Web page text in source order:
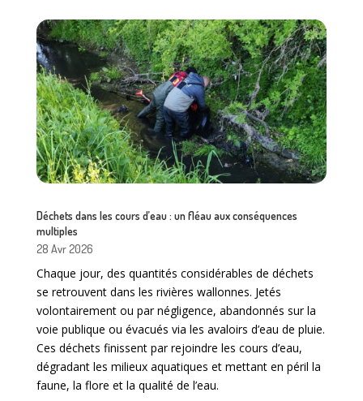
Déchets dans les cours d’eau : un fléau aux conséquences
multiples
28 Avr 2026
Chaque jour, des quantités considérables de déchets
se retrouvent dans les rivières wallonnes. Jetés
volontairement ou par négligence, abandonnés sur la
voie publique ou évacués via les avaloirs d’eau de pluie.
Ces déchets finissent par rejoindre les cours d’eau,
dégradant les milieux aquatiques et mettant en péril la
faune, la flore et la qualité de l’eau.